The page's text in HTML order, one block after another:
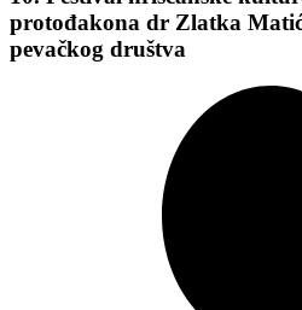
protođakona dr Zlatka
pevačkog društva